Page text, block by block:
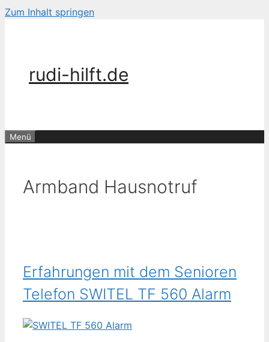
Zum Inhalt springen
rudi-hilft.de
Menü
Armband Hausnotruf
Erfahrungen mit dem Senioren
Telefon SWITEL TF 560 Alarm